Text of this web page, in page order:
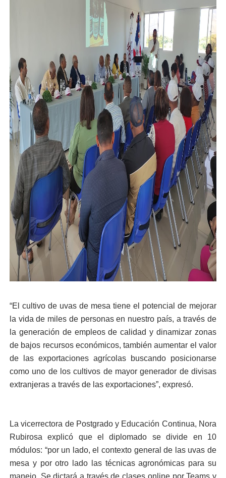
“El cultivo de uvas de mesa tiene el potencial de mejorar
la vida de miles de personas en nuestro país, a través de
la generación de empleos de calidad y dinamizar zonas
de bajos recursos económicos, también aumentar el valor
de las exportaciones agrícolas buscando posicionarse
como uno de los cultivos de mayor generador de divisas
extranjeras a través de las exportaciones”, expresó.
La vicerrectora de Postgrado y Educación Continua, Nora
Rubirosa explicó que el diplomado se divide en 10
módulos: “por un lado, el contexto general de las uvas de
mesa y por otro lado las técnicas agronómicas para su
manejo. Se dictará a través de clases online por Teams y